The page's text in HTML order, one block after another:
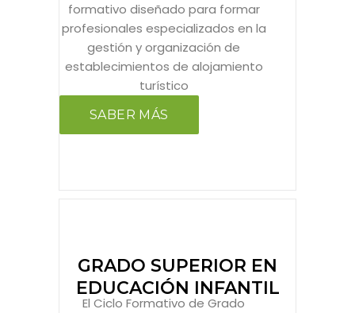
formativo diseñado para formar
profesionales especializados en la
gestión y organización de
establecimientos de alojamiento
turístico
SABER MÁS
GRADO SUPERIOR EN
EDUCACIÓN INFANTIL
El Ciclo Formativo de Grado